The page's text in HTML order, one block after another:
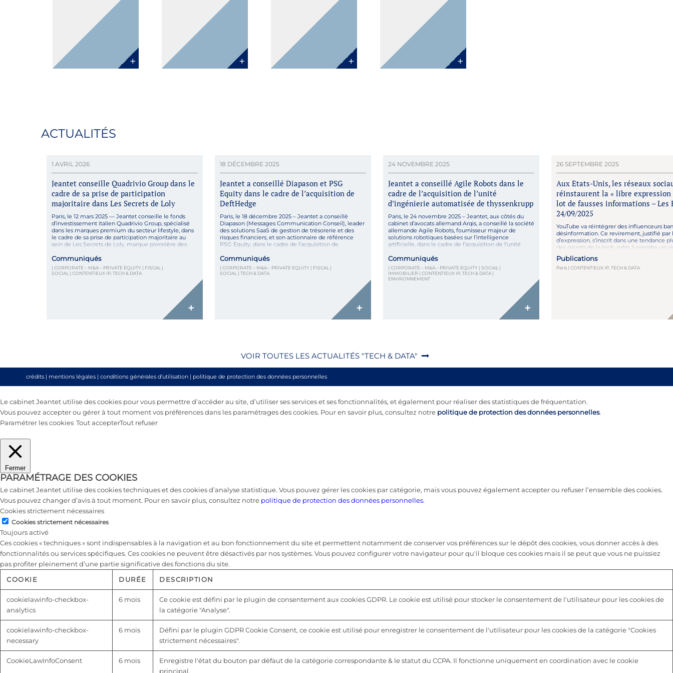
Paris Paris Paris Paris
ACTUALITÉS
1 AVRIL 2026
Jeantet conseille Quadrivio Group dans le
cadre de sa prise de participation
majoritaire dans Les Secrets de Loly
Paris, le 12 mars 2025 — Jeantet conseille le fonds
d’investissement italien Quadrivio Group, spécialisé
dans les marques premium du secteur lifestyle, dans
le cadre de sa prise de participation majoritaire au
sein de Les Secrets de Loly, marque pionnière des
de ce LBO, Quadrivio Group devient […]
Communiqués
| CORPORATE – M&A – PRIVATE EQUITY | FISCAL |
SOCIAL | CONTENTIEUX IP, TECH & DATA
+
18 DÉCEMBRE 2025
Jeantet a conseillé Diapason et PSG
Equity dans le cadre de l’acquisition de
DeftHedge
Paris, le 18 décembre 2025 – Jeantet a conseillé
Diapason (Messages Communication Conseil), leader
des solutions SaaS de gestion de trésorerie et des
risques financiers, et son actionnaire de référence
PSG Equity, dans le cadre de l’acquisition de
SaaS spécialisée dans la gestion des risques de
change et de […]
Communiqués
| CORPORATE – M&A – PRIVATE EQUITY | FISCAL |
SOCIAL | TECH & DATA
+
24 NOVEMBRE 2025
Jeantet a conseillé Agile Robots dans le
cadre de l’acquisition de l’unité
d’ingénierie automatisée de thyssenkrupp
Paris, le 24 novembre 2025 – Jeantet, aux côtés du
cabinet d’avocats allemand Arqis, a conseillé la société
allemande Agile Robots, fournisseur majeur de
solutions robotiques basées sur l’intelligence
artificielle, dans le cadre de l’acquisition de l’unité
Automative Technology. La réalisation de l’opération
reste soumise aux approbations réglementaires
habituelles et est […]
Communiqués
| CORPORATE – M&A – PRIVATE EQUITY | SOCIAL |
IMMOBILIER | CONTENTIEUX IP, TECH & DATA |
ENVIRONNEMENT
+
26 SEPTEMBRE 2025
Aux Etats-Unis, les réseaux
réinstaurent la « libre expression
lot de fausses informations – Les
24/09/2025
YouTube va réintégrer des influenceurs
désinformation. Ce revirement, justifié par
d’expression, s’inscrit dans une tendance
des géants de la tech, prêts à prendre un
politique, mais aussi économique. Ingérer
Javel permet de guérir le Covid. Bientôt
conseil que l’on verra sur […]
Publications
Paris | CONTENTIEUX IP, TECH & DATA
VOIR TOUTES LES ACTUALITÉS "TECH & DATA"
crédits | mentions légales | conditions générales d’utilisation | politique de protection des données personnelles
Le cabinet Jeantet utilise des cookies pour vous permettre d’accéder au site, d’utiliser ses services et ses fonctionnalités, et également pour réaliser des statistiques de fréquentation.
Vous pouvez accepter ou gérer à tout moment vos préférences dans les paramétrages des cookies. Pour en savoir plus, consultez notre politique de protection des données personnelles.
Paramétrer les cookies Tout accepterTout refuser
Fermer
PARAMÉTRAGE DES COOKIES
Le cabinet Jeantet utilise des cookies techniques et des cookies d’analyse statistique. Vous pouvez gérer les cookies par catégorie, mais vous pouvez également accepter ou refuser l’ensemble des cookies.
Vous pouvez changer d’avis à tout moment. Pour en savoir plus, consultez notre politique de protection des données personnelles.
Cookies strictement nécessaires
Cookies strictement nécessaires
Toujours activé
Ces cookies « techniques » sont indispensables à la navigation et au bon fonctionnement du site et permettent notamment de conserver vos préférences sur le dépôt des cookies, vous donner accès à des
fonctionnalités ou services spécifiques. Ces cookies ne peuvent être désactivés par nos systèmes. Vous pouvez configurer votre navigateur pour qu'il bloque ces cookies mais il se peut que vous ne puissiez
pas profiter pleinement d’une partie significative des fonctions du site.
COOKIE
DURÉE DESCRIPTION
cookielawinfo-checkbox-
analytics
6 mois
Ce cookie est défini par le plugin de consentement aux cookies GDPR. Le cookie est utilisé pour stocker le consentement de l'utilisateur pour les cookies de
la catégorie "Analyse".
cookielawinfo-checkbox-
necessary
6 mois
Défini par le plugin GDPR Cookie Consent, ce cookie est utilisé pour enregistrer le consentement de l'utilisateur pour les cookies de la catégorie "Cookies
strictement nécessaires".
CookieLawInfoConsent 6 mois
Enregistre l'état du bouton par défaut de la catégorie correspondante & le statut du CCPA. Il fonctionne uniquement en coordination avec le cookie
principal.